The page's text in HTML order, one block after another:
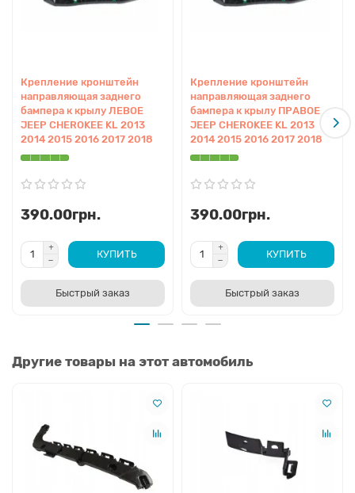
Крепление кронштейн
направляющая заднего
бампера к крылу ЛЕВОЕ
JEEP CHEROKEE KL 2013
2014 2015 2016 2017 2018
390.00грн.
КУПИТЬ
Быстрый заказ
Крепление кронштейн
направляющая заднего
бампера к крылу ПРАВОЕ
JEEP CHEROKEE KL 2013
2014 2015 2016 2017 2018
390.00грн.
КУПИТЬ
Быстрый заказ
Другие товары на этот автомобиль